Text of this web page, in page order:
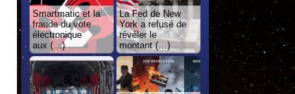
Smartmatic et la
fraude du vote
électronique
aux (…)
La Fed de New
York a refusé de
révéler le
montant (…)